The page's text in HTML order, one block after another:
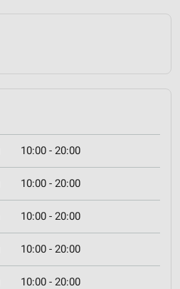
10:00 - 20:00
10:00 - 20:00
10:00 - 20:00
10:00 - 20:00
10:00 - 20:00